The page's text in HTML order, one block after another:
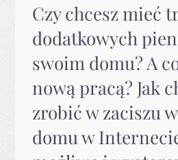
Czy chcesz mieć
dodatkowych
swoim domu? A
nową pracą? Jak
zrobić w zaciszu
domu w